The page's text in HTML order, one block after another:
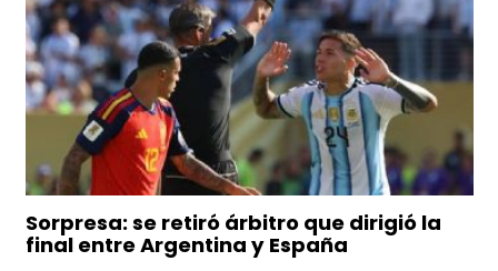
Sorpresa: se retiró árbitro que dirigió la
final entre Argentina y España